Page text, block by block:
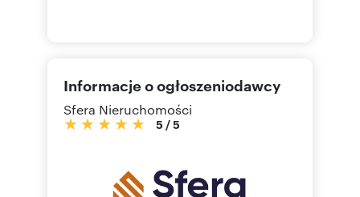
Informacje o ogłoszeniodawcy
Sfera Nieruchomości
5 /5